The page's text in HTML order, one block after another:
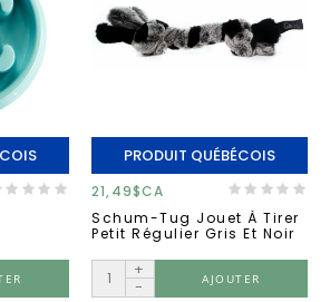
PRODUIT QUÉBÉCOIS
21,49$CA
Schum-Tug Jouet À Tirer
Petit Régulier Gris Et Noir
+
-
AJOUTER